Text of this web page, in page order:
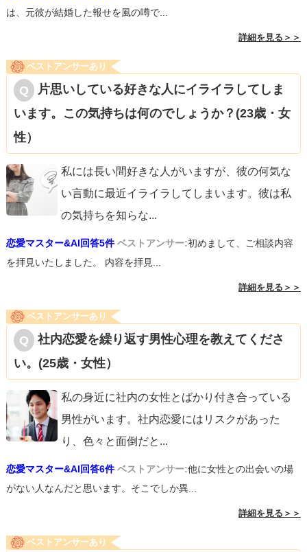
は、元彼が結婚した報せを風の噂で...
詳細を見る＞＞
ベストアンサーあり
片思いしている好きな人にイライラしてしま
います。この気持ちは何のでしょうか？(23歳・女
性）
私には長い間好きな人がいますが、彼の何気な
い言動に最近イライラしてしまいます。彼は私
の気持ちを知らな...
恋愛マスター&AI回答5件 ベストアンサー:初めまして、ご相談内容
を拝見いたしました。 内容を拝見...
詳細を見る＞＞
ベストアンサーあり
社内恋愛を繰り返す男性心理を教えてくださ
い。(25歳・女性）
私の身近に社内の女性とばかり付き合っている
男性がいます。社内恋愛にはリスクがあった
り、色々と面倒だと ...
恋愛マスター&AI回答6件 ベストアンサー:他に女性との出会いの場
がない人なんだと思います。そこでしか異...
詳細を見る＞＞
ベストアンサーあり